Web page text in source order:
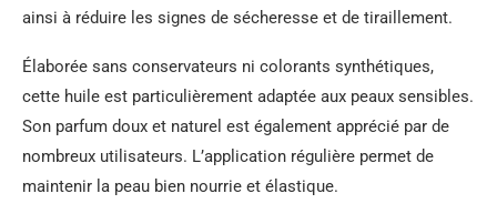
ainsi à réduire les signes de sécheresse et de tiraillement.
Élaborée sans conservateurs ni colorants synthétiques,
cette huile est particulièrement adaptée aux peaux sensibles.
Son parfum doux et naturel est également apprécié par de
nombreux utilisateurs. L’application régulière permet de
maintenir la peau bien nourrie et élastique.